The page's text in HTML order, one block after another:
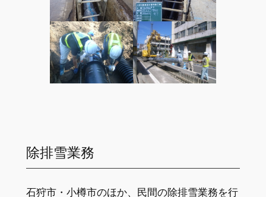
除排雪業務
石狩市・小樽市のほか、民間の除排雪業務を行